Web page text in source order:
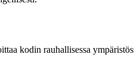
kodin rauhallisessa